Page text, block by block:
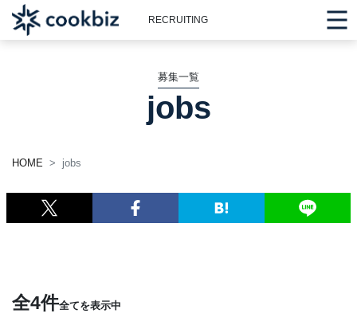
RECRUITING
募集一覧
jobs
HOME jobs
全4件全てを表示中